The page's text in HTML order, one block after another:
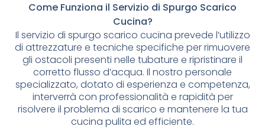
Come Funziona il Servizio di Spurgo Scarico
Cucina?
Il servizio di spurgo scarico cucina prevede l’utilizzo
di attrezzature e tecniche specifiche per rimuovere
gli ostacoli presenti nelle tubature e ripristinare il
corretto flusso d’acqua. Il nostro personale
specializzato, dotato di esperienza e competenza,
interverrà con professionalità e rapidità per
risolvere il problema di scarico e mantenere la tua
cucina pulita ed efficiente.